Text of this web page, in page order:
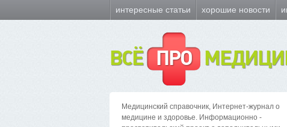
интересные статьи хорошие новости
ВСЁ ПРО
Медицинский справочник, Интернет-журнал о
медицине и здоровье. Информационно -